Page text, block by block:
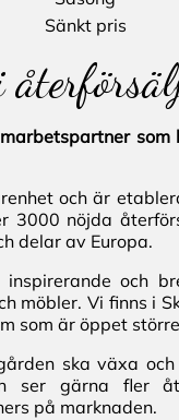
Sänkt pris
som
och är
3000 nöjda
delar av Europa.
och
möbler. Vi finns i
som är öppet
ska växa
ser gärna fler
på marknaden.